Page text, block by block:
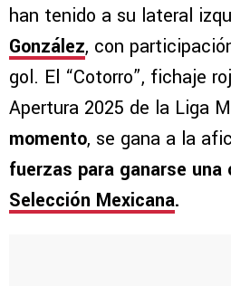
han tenido a su lateral
González, con
gol. El “Cotorro”, fichaje
Apertura 2025 de la Liga
momento, se gana a la
fuerzas para ganarse
Selección Mexicana.